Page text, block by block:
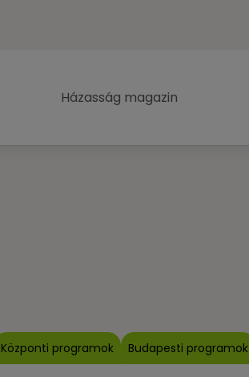
Házasság magazin
Központi programok Budapesti programok